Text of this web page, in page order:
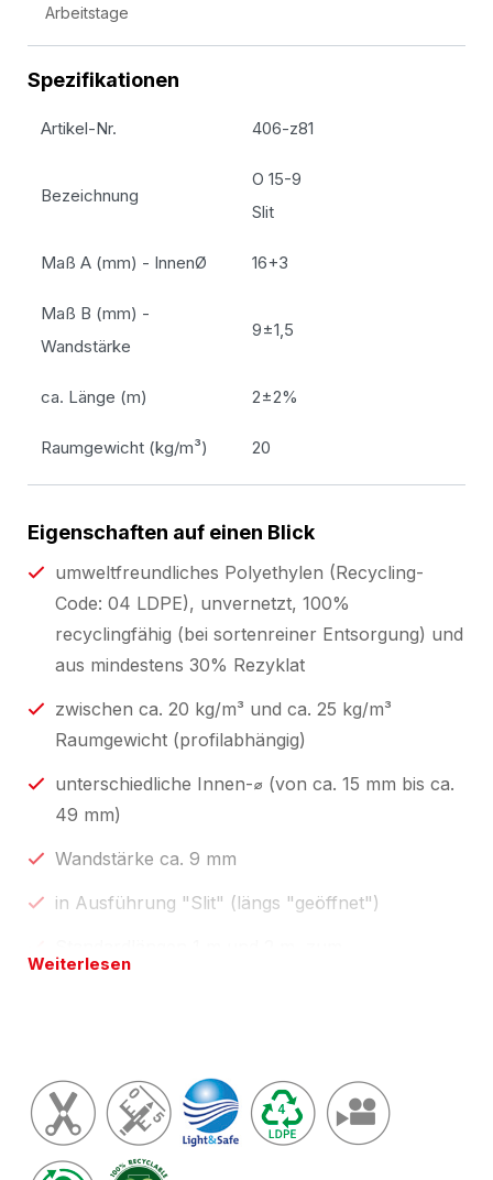
Arbeitstage
Spezifikationen
Artikel-Nr. 406-z81
Bezeichnung
O 15-9
Slit
Maß A (mm) - InnenØ 16+3
Maß B (mm) -
Wandstärke
9±1,5
ca. Länge (m) 2±2%
Raumgewicht (kg/m³) 20
Eigenschaften auf einen Blick
umweltfreundliches Polyethylen (Recycling-
Code: 04 LDPE), unvernetzt, 100%
recyclingfähig (bei sortenreiner Entsorgung) und
aus mindestens 30% Rezyklat
zwischen ca. 20 kg/m³ und ca. 25 kg/m³
Raumgewicht (profilabhängig)
unterschiedliche Innen-⌀ (von ca. 15 mm bis ca.
49 mm)
Wandstärke ca. 9 mm
in Ausführung "Slit" (längs "geöffnet")
Länge(n) wie in Preistabelle unten oder
zugeschnitten auf Ihre Wunschlänge; Toleranzen
nachLight & Safe
Weiterlesen